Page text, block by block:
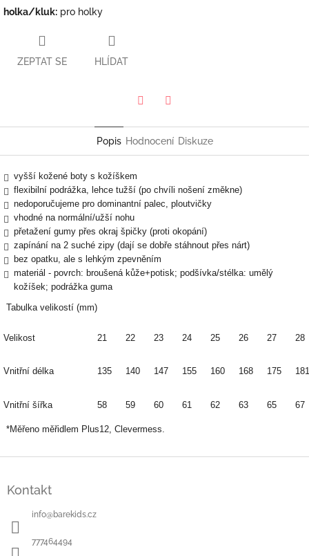
holka/kluk: pro holky
ZEPTAT SE HLÍDAT
Popis Hodnocení Diskuze
vyšší kožené boty s kožíškem
flexibilní podrážka, lehce tužší (po chvíli nošení změkne)
nedoporučujeme pro dominantní palec, ploutvičky
vhodné na normální/užší nohu
přetažení gumy přes okraj špičky (proti okopání)
zapínání na 2 suché zipy (dají se dobře stáhnout přes nárt)
bez opatku, ale s lehkým zpevněním
materiál - povrch: broušená kůže+potisk; podšívka/stélka: umělý
kožíšek; podrážka guma
Tabulka velikostí (mm)
Velikost 21 22 23 24 25 26 27 28
Vnitřní délka 135 140 147 155 160 168 175 181
Vnitřní šířka 58 59 60 61 62 63 65 67
*Měřeno měřidlem Plus12, Clevermess.
Kontakt
info@barekids.cz
777464494